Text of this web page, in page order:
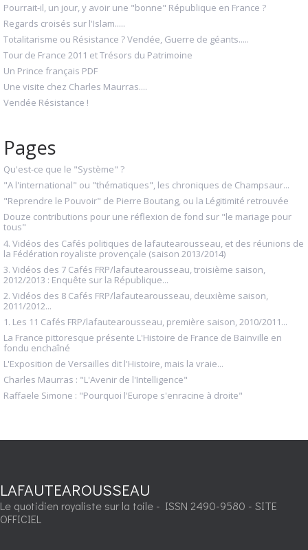
Pourrait-il, un jour, y avoir une "bonne" République en France ?
Regards croisés sur l'Islam.....
Totalitarisme ou Résistance ? Vendée, Guerre de géants.....
Tour de France 2011 et Trésors du Patrimoine
Un Prince français PDF
Une visite chez Charles Maurras....
Vendée Résistance !
Pages
Qu'est-ce que le "Système" ?
"A l'international" ou "thématiques", les chroniques de Champsaur...
"Reprendre le Pouvoir" de Pierre Boutang, ou la Légitimité retrouvée
Douze contributions pour une réflexion de fond sur "le mariage pour
tous"
4. Vidéos des Cafés politiques de lafautearousseau, et des réunions de
la Fédération royaliste provençale (saison 2013/2014)
3. Vidéos des 7 Cafés FRP/lafautearousseau, troisième saison,
2012/2013 : Enquête sur la République...
2. Vidéos des 8 Cafés FRP/lafautearousseau, deuxième saison,
2011/2012...
1. Les 11 Cafés FRP/lafautearousseau, première saison, 2010/2011...
La France pittoresque présente L'Histoire de France de Bainville en
fondu enchaîné
L'Exposition de Versailles dit l'Histoire, mais la vraie...
Charles Maurras : "L'Avenir de l'Intelligence"
Raffaele Simone : "Pourquoi l'Europe s'enracine à droite"
LAFAUTEAROUSSEAU
Le quotidien royaliste sur la toile - ISSN 2490-9580 - SITE
OFFICIEL